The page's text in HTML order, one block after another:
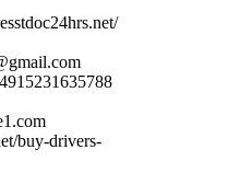
buy-drivers-